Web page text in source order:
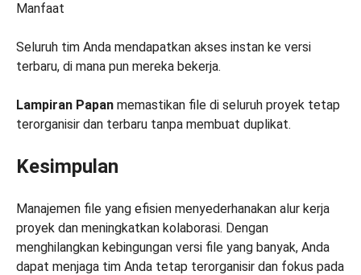
Manfaat
Seluruh tim Anda mendapatkan akses instan ke versi
terbaru, di mana pun mereka bekerja.
Lampiran Papan memastikan file di seluruh proyek tetap
terorganisir dan terbaru tanpa membuat duplikat.
Kesimpulan
Manajemen file yang efisien menyederhanakan alur kerja
proyek dan meningkatkan kolaborasi. Dengan
menghilangkan kebingungan versi file yang banyak, Anda
dapat menjaga tim Anda tetap terorganisir dan fokus pada